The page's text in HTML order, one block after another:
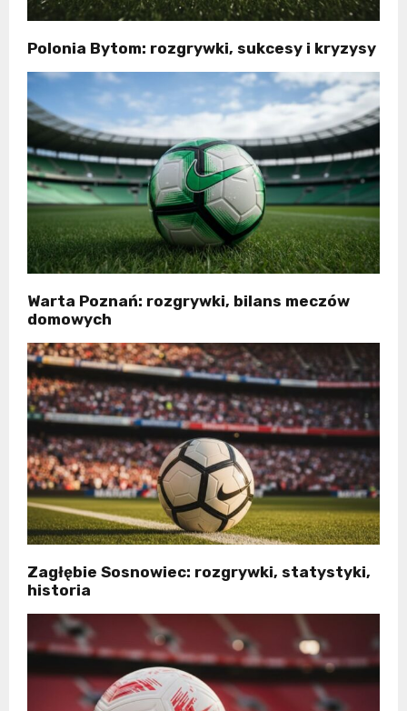
Polonia Bytom: rozgrywki, sukcesy i kryzysy
Warta Poznań: rozgrywki, bilans meczów
domowych
Zagłębie Sosnowiec: rozgrywki, statystyki,
historia